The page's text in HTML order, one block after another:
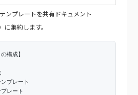
ンプレートを共有ドキュメント
に集約します。
構成】
プレート
レート